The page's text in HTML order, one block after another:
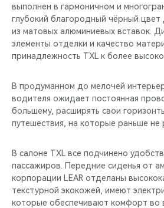
CHERY REMOTE
CHERY И СПОРТ
НАШИ МЕРОПРИЯТИЯ
ВИДЕООБЗОРЫ
CHERY ДЛЯ ДЕТЕЙ
выполнен в гармоничном и
глубокий благородный чёрный
из матовых алюминиевых вставок.
элементы отделки и качество
принадлежность TXL к более
В продуманном до мелочей
водителя ожидает постоянная
большему, расширять свои
путешествия, на которые раньше не
В салоне TXL все подчинено
пассажиров. Передние сиденья от
корпорации LEAR отделаны
текстурной экокожей, имеют
которые обеспечивают комфорт во